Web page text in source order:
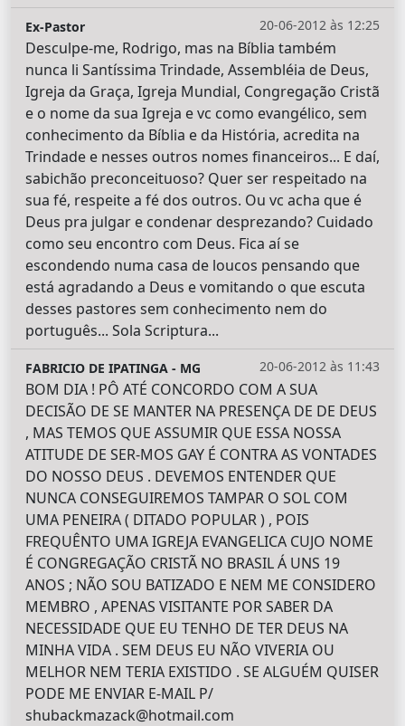
20-06-2012 às 12:25
Ex-Pastor
Desculpe-me, Rodrigo, mas na Bíblia também
nunca li Santíssima Trindade, Assembléia de Deus,
Igreja da Graça, Igreja Mundial, Congregação Cristã
e o nome da sua Igreja e vc como evangélico, sem
conhecimento da Bíblia e da História, acredita na
Trindade e nesses outros nomes financeiros... E daí,
sabichão preconceituoso? Quer ser respeitado na
sua fé, respeite a fé dos outros. Ou vc acha que é
Deus pra julgar e condenar desprezando? Cuidado
como seu encontro com Deus. Fica aí se
escondendo numa casa de loucos pensando que
está agradando a Deus e vomitando o que escuta
desses pastores sem conhecimento nem do
português... Sola Scriptura...
20-06-2012 às 11:43
FABRICIO DE IPATINGA - MG
BOM DIA ! PÔ ATÉ CONCORDO COM A SUA
DECISÃO DE SE MANTER NA PRESENÇA DE DE DEUS
, MAS TEMOS QUE ASSUMIR QUE ESSA NOSSA
ATITUDE DE SER-MOS GAY É CONTRA AS VONTADES
DO NOSSO DEUS . DEVEMOS ENTENDER QUE
NUNCA CONSEGUIREMOS TAMPAR O SOL COM
UMA PENEIRA ( DITADO POPULAR ) , POIS
FREQUÊNTO UMA IGREJA EVANGELICA CUJO NOME
É CONGREGAÇÃO CRISTÃ NO BRASIL Á UNS 19
ANOS ; NÃO SOU BATIZADO E NEM ME CONSIDERO
MEMBRO , APENAS VISITANTE POR SABER DA
NECESSIDADE QUE EU TENHO DE TER DEUS NA
MINHA VIDA . SEM DEUS EU NÃO VIVERIA OU
MELHOR NEM TERIA EXISTIDO . SE ALGUÉM QUISER
PODE ME ENVIAR E-MAIL P/
shubackmazack@hotmail.com